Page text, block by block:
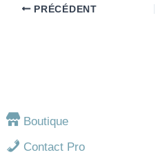
Boutique
Contact Pro
PRÉCÉDENT